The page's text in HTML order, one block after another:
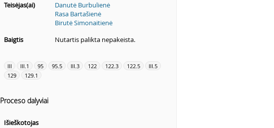
Teisėjas(ai)
Danutė Burbulienė
Rasa Bartašienė
Birutė Simonaitienė
Baigtis
Nutartis palikta nepakeista.
III III.1 95 95.5 III.3 122 122.3 122.5
III.5
129
129.1
Proceso dalyviai
Išieškotojas